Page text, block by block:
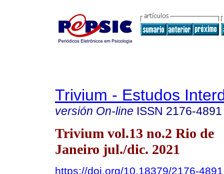
Trivium - Estudos
versión On-line ISSN 2176-4891
Trivium vol.13 no.2 Rio de
Janeiro jul./dic. 2021
https://doi.org/10.18379/2176-